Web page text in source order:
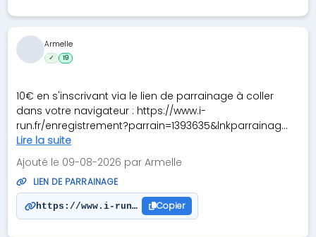
10€ en s'inscrivant via le lien de parrainage à coller
dans votre navigateur : https://www.i-
run.fr/enregistrement?parrain=1393635&lnkparrainag...
Lire la suite
Ajouté le 09-08-2026 par Armelle
LIEN DE PARRAINAGE
https://www.i-run.fr/ Copier
Armelle
✓ 19